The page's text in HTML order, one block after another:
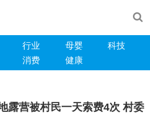
行业 母婴
科技
消费 健康
露营被村民一天索费4次 村委